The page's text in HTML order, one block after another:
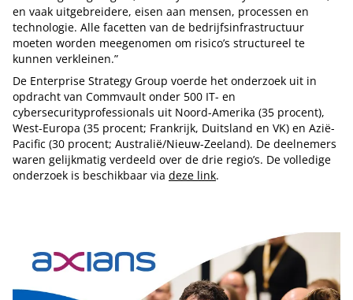
en vaak uitgebreidere, eisen aan mensen, processen en
technologie. Alle facetten van de bedrijfsinfrastructuur
moeten worden meegenomen om risico’s structureel te
kunnen verkleinen.”
De Enterprise Strategy Group voerde het onderzoek uit in
opdracht van Commvault onder 500 IT- en
cybersecurityprofessionals uit Noord-Amerika (35 procent),
West-Europa (35 procent; Frankrijk, Duitsland en VK) en Azië-
Pacific (30 procent; Australië/Nieuw-Zeeland). De deelnemers
waren gelijkmatig verdeeld over de drie regio’s. De volledige
onderzoek is beschikbaar via deze link.